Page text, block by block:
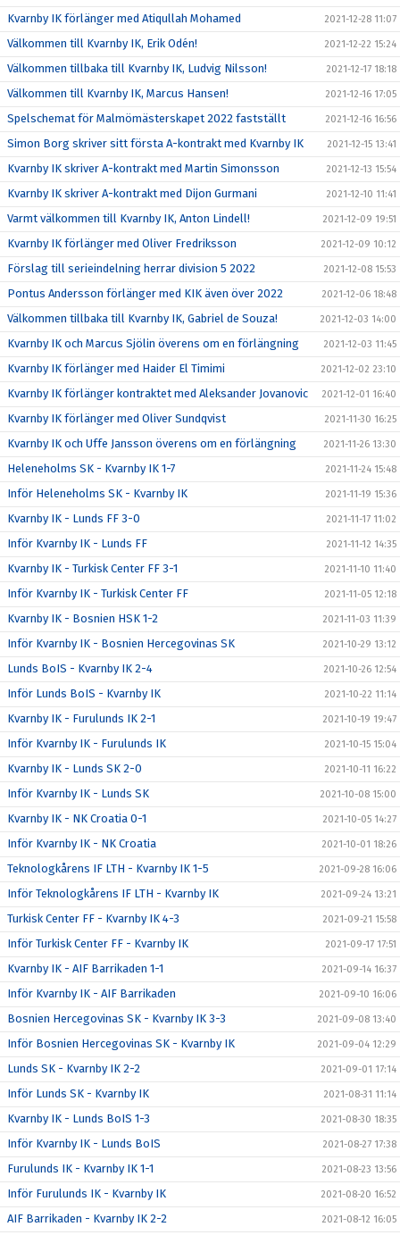
Kvarnby IK förlänger med Atiqullah Mohamed 2021-12-28 11:07
Välkommen till Kvarnby IK, Erik Odén! 2021-12-22 15:24
Välkommen tillbaka till Kvarnby IK, Ludvig Nilsson! 2021-12-17 18:18
Välkommen till Kvarnby IK, Marcus Hansen! 2021-12-16 17:05
Spelschemat för Malmömästerskapet 2022 fastställt 2021-12-16 16:56
Simon Borg skriver sitt första A-kontrakt med Kvarnby IK 2021-12-15 13:41
Kvarnby IK skriver A-kontrakt med Martin Simonsson 2021-12-13 15:54
Kvarnby IK skriver A-kontrakt med Dijon Gurmani 2021-12-10 11:41
Varmt välkommen till Kvarnby IK, Anton Lindell! 2021-12-09 19:51
Kvarnby IK förlänger med Oliver Fredriksson 2021-12-09 10:12
Förslag till serieindelning herrar division 5 2022 2021-12-08 15:53
Pontus Andersson förlänger med KIK även över 2022 2021-12-06 18:48
Välkommen tillbaka till Kvarnby IK, Gabriel de Souza! 2021-12-03 14:00
Kvarnby IK och Marcus Sjölin överens om en förlängning 2021-12-03 11:45
Kvarnby IK förlänger med Haider El Timimi 2021-12-02 23:10
Kvarnby IK förlänger kontraktet med Aleksander Jovanovic 2021-12-01 16:40
Kvarnby IK förlänger med Oliver Sundqvist 2021-11-30 16:25
Kvarnby IK och Uffe Jansson överens om en förlängning 2021-11-26 13:30
Heleneholms SK - Kvarnby IK 1-7 2021-11-24 15:48
Inför Heleneholms SK - Kvarnby IK 2021-11-19 15:36
Kvarnby IK - Lunds FF 3-0 2021-11-17 11:02
Inför Kvarnby IK - Lunds FF 2021-11-12 14:35
Kvarnby IK - Turkisk Center FF 3-1 2021-11-10 11:40
Inför Kvarnby IK - Turkisk Center FF 2021-11-05 12:18
Kvarnby IK - Bosnien HSK 1-2 2021-11-03 11:39
Inför Kvarnby IK - Bosnien Hercegovinas SK 2021-10-29 13:12
Lunds BoIS - Kvarnby IK 2-4 2021-10-26 12:54
Inför Lunds BoIS - Kvarnby IK 2021-10-22 11:14
Kvarnby IK - Furulunds IK 2-1 2021-10-19 19:47
Inför Kvarnby IK - Furulunds IK 2021-10-15 15:04
Kvarnby IK - Lunds SK 2-0 2021-10-11 16:22
Inför Kvarnby IK - Lunds SK 2021-10-08 15:00
Kvarnby IK - NK Croatia 0-1 2021-10-05 14:27
Inför Kvarnby IK - NK Croatia 2021-10-01 18:26
Teknologkårens IF LTH - Kvarnby IK 1-5 2021-09-28 16:06
Inför Teknologkårens IF LTH - Kvarnby IK 2021-09-24 13:21
Turkisk Center FF - Kvarnby IK 4-3 2021-09-21 15:58
Inför Turkisk Center FF - Kvarnby IK 2021-09-17 17:51
Kvarnby IK - AIF Barrikaden 1-1 2021-09-14 16:37
Inför Kvarnby IK - AIF Barrikaden 2021-09-10 16:06
Bosnien Hercegovinas SK - Kvarnby IK 3-3 2021-09-08 13:40
Inför Bosnien Hercegovinas SK - Kvarnby IK 2021-09-04 12:29
Lunds SK - Kvarnby IK 2-2 2021-09-01 17:14
Inför Lunds SK - Kvarnby IK 2021-08-31 11:14
Kvarnby IK - Lunds BoIS 1-3 2021-08-30 18:35
Inför Kvarnby IK - Lunds BoIS 2021-08-27 17:38
Furulunds IK - Kvarnby IK 1-1 2021-08-23 13:56
Inför Furulunds IK - Kvarnby IK 2021-08-20 16:52
AIF Barrikaden - Kvarnby IK 2-2 2021-08-12 16:05